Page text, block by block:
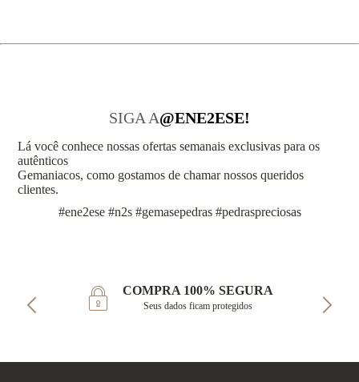
SIGA A@ENE2ESE!
Lá você conhece nossas ofertas semanais exclusivas para os
autênticos
Gemaniacos, como gostamos de chamar nossos queridos
clientes.
#ene2ese #n2s #gemasepedras #pedraspreciosas
COMPRA 100% SEGURA
Seus dados ficam protegidos